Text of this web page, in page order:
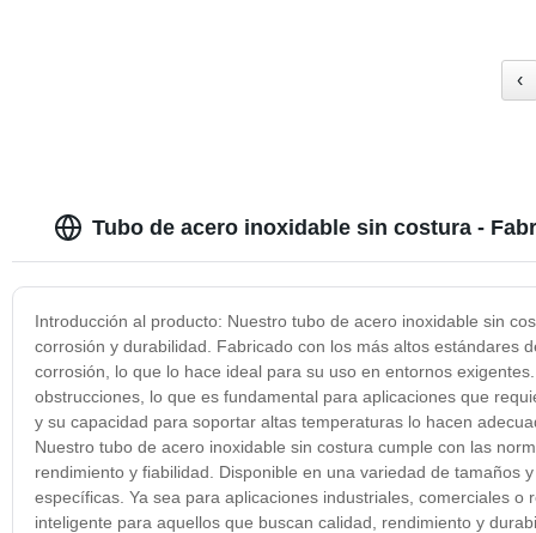
‹
Tubo de acero inoxidable sin costura -
Introducción al producto: Nuestro tubo de acero inoxidable sin
corrosión y durabilidad. Fabricado con los más altos estándares
corrosión, lo que lo hace ideal para su uso en entornos
obstrucciones, lo que es fundamental para aplicaciones que
y su capacidad para soportar altas temperaturas lo hacen
Nuestro tubo de acero inoxidable sin costura cumple con las
rendimiento y fiabilidad. Disponible en una variedad de
específicas. Ya sea para aplicaciones industriales, comerciales
inteligente para aquellos que buscan calidad, rendimiento y